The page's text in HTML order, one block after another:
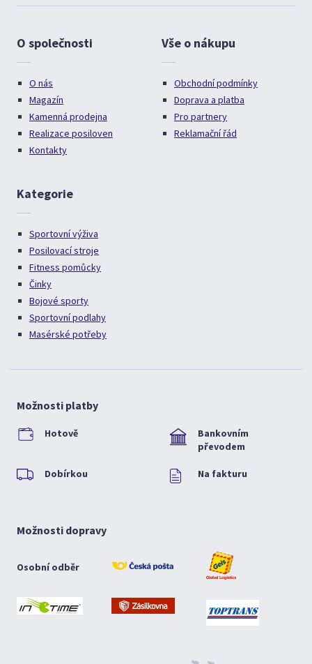
O společnosti
O nás
Magazín
Kamenná prodejna
Realizace posiloven
Kontakty
Vše o nákupu
Obchodní podmínky
Doprava a platba
Pro partnery
Reklamační řád
Kategorie
Sportovní výživa
Posilovací stroje
Fitness pomůcky
Činky
Bojové sporty
Sportovní podlahy
Masérské potřeby
Možnosti platby
Hotově
Bankovním
převodem
Dobírkou Na fakturu
Možnosti dopravy
Osobní odběr